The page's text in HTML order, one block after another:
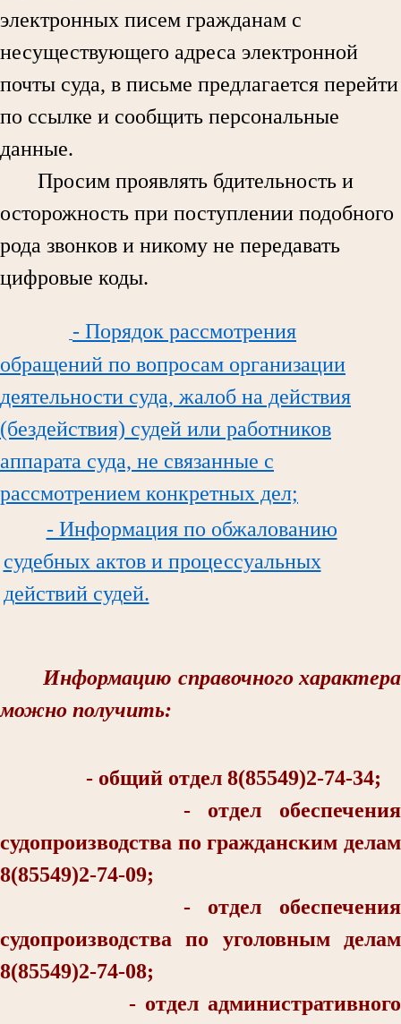
электронных писем гражданам с
несуществующего адреса электронной
почты суда, в письме предлагается перейти
по ссылке и сообщить персональные
данные.
Просим проявлять бдительность и
осторожность при поступлении подобного
рода звонков и никому не передавать
цифровые коды.
- Порядок рассмотрения
обращений по вопросам организации
деятельности суда, жалоб на действия
(бездействия) судей или работников
аппарата суда, не связанные с
рассмотрением конкретных дел;
- Информация по обжалованию
судебных актов и процессуальных
действий судей.
Информацию справочного характера
можно получить:
- общий отдел 8(85549)2-74-34;
- отдел обеспечения
судопроизводства по гражданским делам
8(85549)2-74-09;
- отдел обеспечения
судопроизводства по уголовным делам
8(85549)2-74-08;
- отдел административного